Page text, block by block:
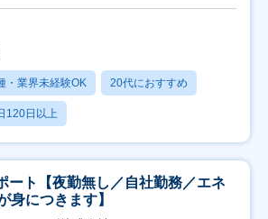
・業界未経験OK 20代におすすめ
120日以上
ート【夜勤無し／自社勤務／エネ
身につきます】